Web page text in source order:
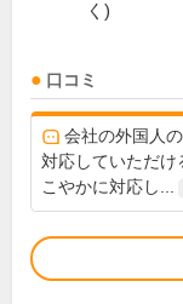
く)
口コミ
会社の外国人
対応していただけ
こやかに対応し...